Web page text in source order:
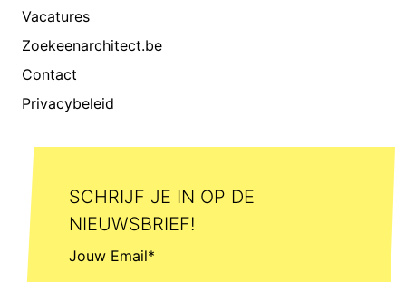
Vacatures
Zoekeenarchitect.be
Contact
Privacybeleid
SCHRIJF JE IN OP DE
NIEUWSBRIEF!
Jouw Email*